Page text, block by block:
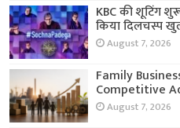
KBC की शूटिंग
किया दिलचस्प
August 7, 2026
Family
Competitive
August 7, 2026